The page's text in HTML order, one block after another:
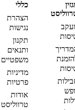
כללי
הצהרת
נגישות
תקנון
ותנאים
משפטיים
מדיניות
פרטיות
אודות
טרווליסט